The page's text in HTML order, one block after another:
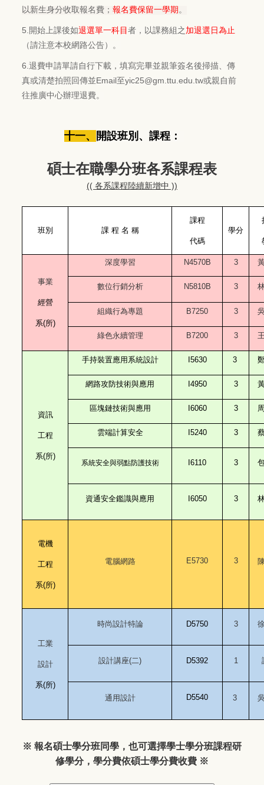
以新生身分收取報名費； 報名費保留一學期。
5. 開始上課後如退選單一科目者，以課務組之加退選日為止
（請注意本校網路公告）。
6. 退費申請單請自行下載，填寫完畢並親筆簽名後掃描、傳
真或清楚拍照回傳並Email至yic25@gm.ttu.edu.tw或親自前
往推廣中心辦理退費。
十一、 開設班別、課程：
碩士在職學分班各系課程表
(( 各系課程陸續新增中 ))
班別 課 程 名 稱
課程
代碼
學分
事業
經營
系(所)
深度學習 N4570B 3
數位行銷分析 N5810B 3
組織行為專題 B7250 3
綠色永續管理 B7200 3
資訊
工程
系(所)
手持裝置應用系統設計 I5630 3
網路攻防技術與應用 I4950 3
區塊鏈技術與應用 I6060 3
雲端計算安全 I5240 3
系統安全與弱點防護技術 I6110 3
資通安全鑑識與應用 I6050 3
電機
工程
系(所)
電腦網路 E5730 3
工業
設計
系(所)
時尚設計特論 D5750 3
設計講座(二) D5392 1
通用設計 D5540 3
※ 報名碩士學分班同學，也可選擇學士學分班課程研
修學分，學分費依碩士學分費收費 ※